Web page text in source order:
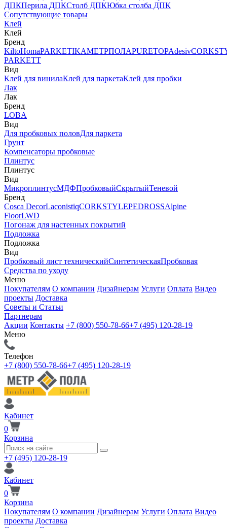
ДПКПерила ДПКСтолб ДПКЮбка столба ДПК
Сопутствующие товары
Клей
Клей
Бренд
KiltoHomaPARKETIKAМЕТРПОЛАPURETOPAdesiv
PARKETT
Вид
Клей для винилаКлей для паркетаКлей для пробки
Лак
Лак
Бренд
LOBA
Вид
Для пробковых половДля паркета
Грунт
Компенсаторы пробковые
Плинтус
Плинтус
Вид
МикроплинтусМДФПробковыйСкрытыйТеневой
Бренд
Cosca DecorLaconistiqCORKSTYLEPEDROSSAlpine
FloorLWD
Погонаж для настенных покрытий
Подложка
Подложка
Вид
Пробковый лист техническийСинтетическаяПробковая
Средства по уходу
Меню
Покупателям О компании Дизайнерам Услуги Оплата Видео
проекты Доставка
Советы и Статьи
Партнерам
Акции Контакты +7 (800) 550-78-66+7 (495) 120-28-19
Меню
Телефон
+7 (800) 550-78-66+7 (495) 120-28-19
Кабинет
0
Корзина
+7 (495) 120-28-19
Кабинет
0
Корзина
Покупателям О компании Дизайнерам Услуги Оплата Видео
проекты Доставка